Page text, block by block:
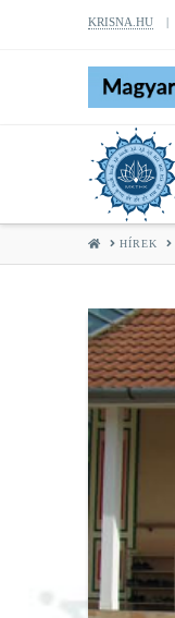
KRISNA.HU|
HOMEHÍREK